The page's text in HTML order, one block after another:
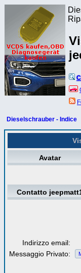
Dieselschrauber - Indice
Avatar
Contatto
Indirizzo email:
Messaggio Privato: